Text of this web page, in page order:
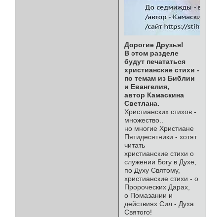
Дорогие Друзья!
В этом разделе
будут печататься
христианские стихи -
по темам из Библии
и Евангелия,
автор Камаскина
Светлана.
Христианских стихов -
множество..
но многие Христиане
Пятидесятники - хотят
читать
христианские стихи о
служении Богу в Духе,
по Духу Святому,
христианские стихи - о
Пророческих Дарах,
о Помазании и
действиях Сил - Духа
Святого!